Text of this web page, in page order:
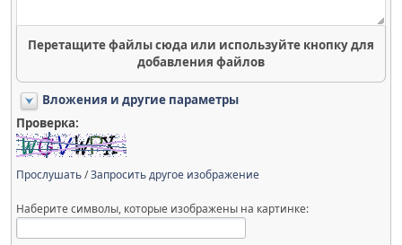
Перетащите файлы сюда или используйте кнопку для
добавления файлов
Вложения и другие параметры
Проверка:
Прослушать/Запросить другое изображение
Наберите символы, которые изображены на картинке: